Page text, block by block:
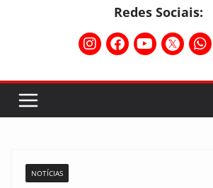
Temporal destelha Ginásio
Assembleia na Taurus –
2026/2027
Redes Sociais:
NOTÍCIAS